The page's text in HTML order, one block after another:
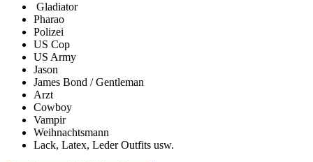
Gladiator
Pharao
Polizei
US Cop
US Army
Jason
James Bond / Gentleman
Arzt
Cowboy
Vampir
Weihnachtsmann
Lack, Latex, Leder Outfits usw.